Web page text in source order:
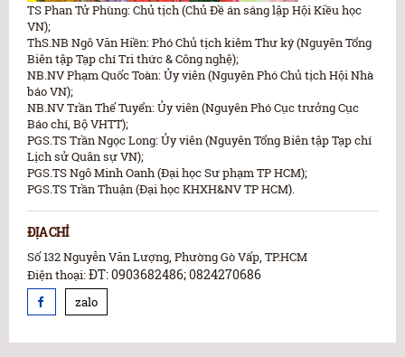
TS Phan Tử Phùng: Chủ tịch (Chủ Đề án sáng lập Hội Kiều học
VN);
ThS.NB Ngô Văn Hiền: Phó Chủ tịch kiêm Thư ký (Nguyên Tổng
Biên tập Tạp chí Tri thức & Công nghệ);
NB.NV Phạm Quốc Toàn: Ủy viên (Nguyên Phó Chủ tịch Hội Nhà
báo VN);
NB.NV Trần Thế Tuyển: Ủy viên (Nguyên Phó Cục trưởng Cục
Báo chí, Bộ VHTT);
PGS.TS Trần Ngọc Long: Ủy viên (Nguyên Tổng Biên tập Tạp chí
Lịch sử Quân sự VN);
PGS.TS Ngô Minh Oanh (Đại học Sư phạm TP HCM);
PGS.TS Trần Thuận (Đại học KHXH&NV TP HCM).
ĐỊA CHỈ
Số 132 Nguyễn Văn Lượng, Phường Gò Vấp, TP.HCM
Điện thoại:ĐT: 0903682486; 0824270686
zalo